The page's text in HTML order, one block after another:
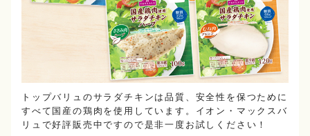
トップバリュのサラダチキンは品質、安全性を保つために
すべて国産の鶏肉を使用しています。イオン・マックスバ
リュで好評販売中ですので是非一度お試しください！